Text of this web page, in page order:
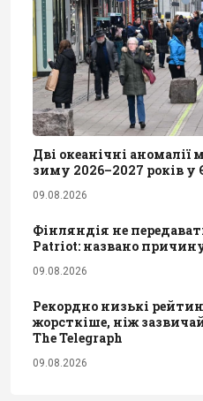
Дві океанічні
зиму 2026–2027 років у
09.08.2026
Фінляндія не
Patriot: названо
09.08.2026
Рекордно низькі
жорсткіше, ніж
The Telegraph
09.08.2026